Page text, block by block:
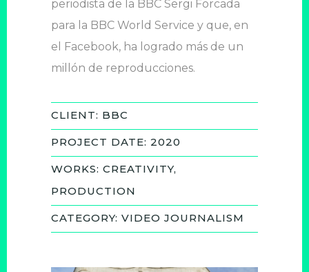
periodista de la BBC Sergi Forcada
para la BBC World Service y que, en
el Facebook, ha logrado más de un
millón de reproducciones.
CLIENT: BBC
PROJECT DATE: 2020
WORKS: CREATIVITY,
PRODUCTION
CATEGORY: VIDEO JOURNALISM